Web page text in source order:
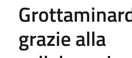
grazie alla